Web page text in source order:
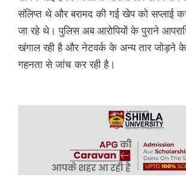
संलिप्त थे और बरामद की गई खेप को सप्लाई
जा रहे थे। पुलिस अब आरोपियों के पुराने
खंगाल रही है और नेटवर्क के अन्य तार जोड़ने
गहनता से जांच कर रही है।